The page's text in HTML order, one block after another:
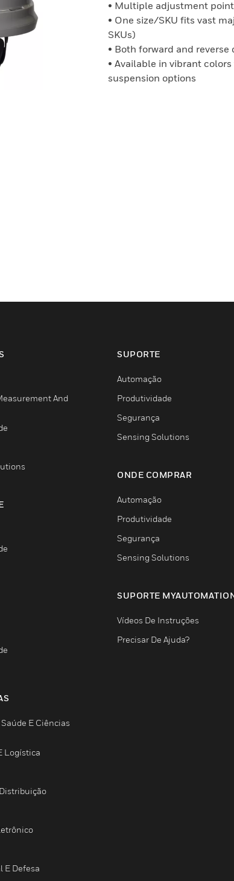
• Multiple adjustment
• One size/SKU fits vast
SKUs)
• Both forward and reverse
• Available in vibrant
suspension options
And
E Ciências
Logística
E Defesa
SUPORTE
Automação
Produtividade
Segurança
Sensing Solutions
ONDE COMPRAR
Automação
Produtividade
Segurança
Sensing Solutions
SUPORTE
Vídeos De Instruções
Precisar De Ajuda?